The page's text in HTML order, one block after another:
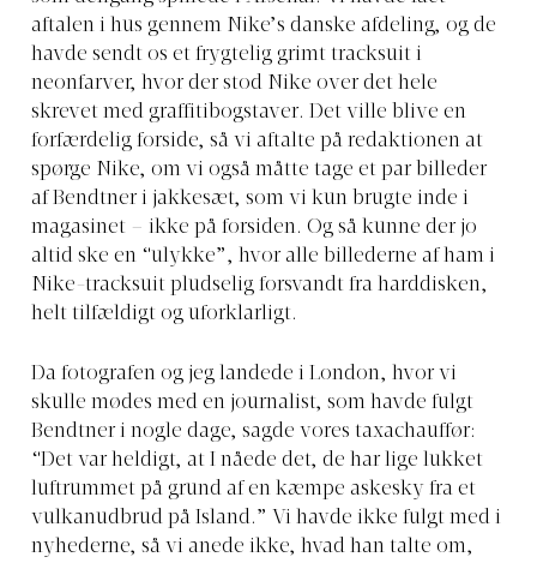
aftalen i hus gennem Nike’s danske afdeling, og de
havde sendt os et frygtelig grimt tracksuit i
neonfarver, hvor der stod Nike over det hele
skrevet med graffitibogstaver. Det ville blive en
forfærdelig forside, så vi aftalte på redaktionen at
spørge Nike, om vi også måtte tage et par billeder
af Bendtner i jakkesæt, som vi kun brugte inde i
magasinet – ikke på forsiden. Og så kunne der jo
altid ske en “ulykke”, hvor alle billederne af ham i
Nike-tracksuit pludselig forsvandt fra harddisken,
helt tilfældigt og uforklarligt.
Da fotografen og jeg landede i London, hvor vi
skulle mødes med en journalist, som havde fulgt
Bendtner i nogle dage, sagde vores taxachauffør:
“Det var heldigt, at I nåede det, de har lige lukket
luftrummet på grund af en kæmpe askesky fra et
vulkanudbrud på Island.” Vi havde ikke fulgt med i
nyhederne, så vi anede ikke, hvad han talte om,